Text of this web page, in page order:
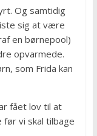
Og samtidig
sig at være
en børnepool)
opvarmede.
som Frida kan
fået lov til at
før vi skal tilbage